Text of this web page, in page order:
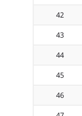
42
43
44
45
46